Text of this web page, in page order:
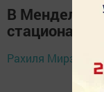
В
Рахиля